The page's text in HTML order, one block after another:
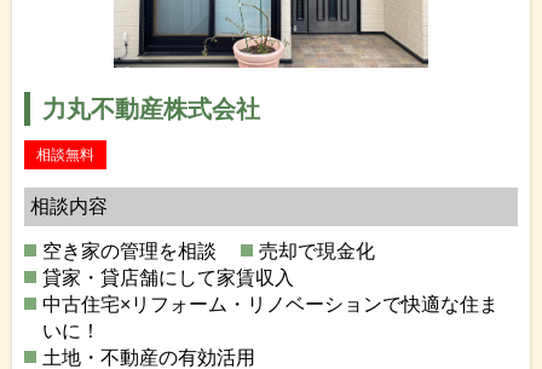
力丸不動産株式会社
相談無料
相談内容
空き家の管理を相談
売却で現金化
貸家・貸店舗にして家賃収入
中古住宅×リフォーム・リノベーションで快適な住ま
いに！
土地・不動産の有効活用